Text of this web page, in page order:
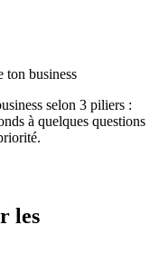
ton business
selon 3 piliers :
à quelques questions
les